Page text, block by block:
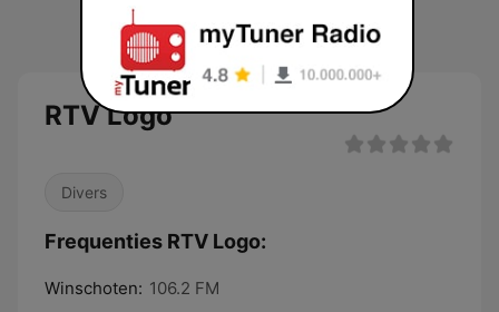
RTV Logo
Divers
Frequenties RTV Logo:
Winschoten: 106.2 FM